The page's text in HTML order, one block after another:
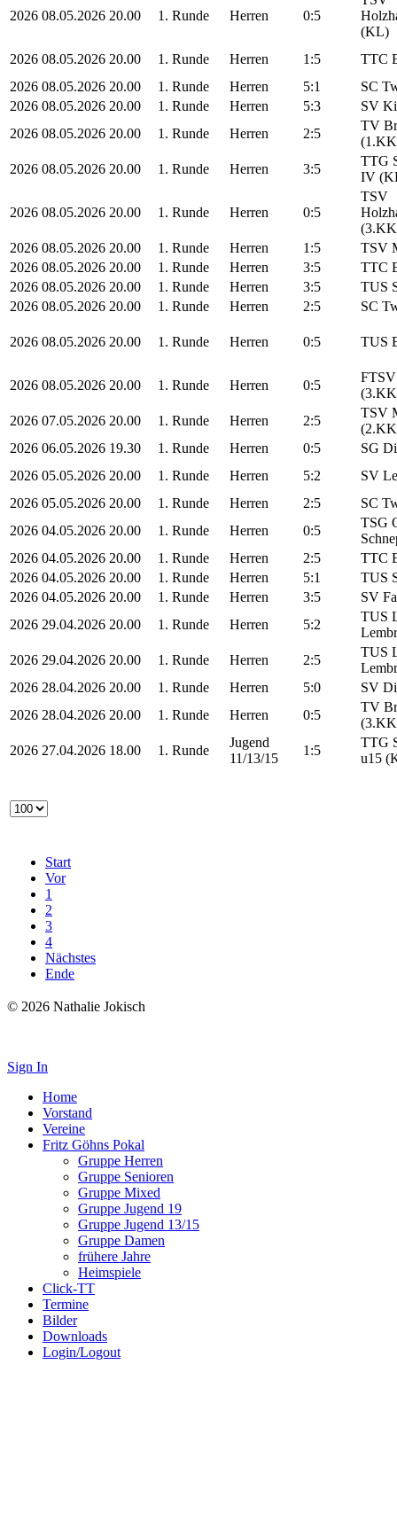
Start
Vor
1
2
3
4
Nächstes
Ende
2026 08.05.2026 20.00 1. Runde Herren 0:5
(KL)
2026 08.05.2026 20.00 1. Runde Herren 1:5
TTC
2026 08.05.2026 20.00 1. Runde Herren 5:1
SC
2026 08.05.2026 20.00 1. Runde Herren 5:3
SV
2026 08.05.2026 20.00 1. Runde Herren 2:5
TV
2026 08.05.2026 20.00 1. Runde Herren 3:5
TTG
IV
2026 08.05.2026 20.00 1. Runde Herren 0:5
TSV
2026 08.05.2026 20.00 1. Runde Herren 1:5
TSV
2026 08.05.2026 20.00 1. Runde Herren 3:5
TTC
2026 08.05.2026 20.00 1. Runde Herren 3:5
TUS
2026 08.05.2026 20.00 1. Runde Herren 2:5 SC
2026 08.05.2026 20.00 1. Runde Herren 0:5 TUS
2026 08.05.2026 20.00 1. Runde Herren 0:5
2026 07.05.2026 20.00 1. Runde Herren 2:5
TSV
2026 06.05.2026 19.30 1. Runde Herren 0:5
SG
2026 05.05.2026 20.00 1. Runde Herren 5:2
SV
2026 05.05.2026 20.00 1. Runde Herren 2:5
SC
2026 04.05.2026 20.00 1. Runde Herren 0:5
TSG
2026 04.05.2026 20.00 1. Runde Herren 2:5
TTC
2026 04.05.2026 20.00 1. Runde Herren 5:1
TUS
2026 04.05.2026 20.00 1. Runde Herren 3:5
SV
2026 29.04.2026 20.00 1. Runde Herren 5:2
TUS
2026 29.04.2026 20.00 1. Runde Herren 2:5
TUS
2026 28.04.2026 20.00 1. Runde Herren 5:0
SV
2026 28.04.2026 20.00 1. Runde Herren 0:5
TV
2026 27.04.2026 18.00 1. Runde
Jugend
11/13/15
1:5
TTG
u15
© 2026 Nathalie Jokisch
Sign In
Home
Vorstand
Vereine
Fritz Göhns Pokal
Gruppe Herren
Gruppe Senioren
Gruppe Mixed
Gruppe Jugend 19
Gruppe Jugend 13/15
Gruppe Damen
frühere Jahre
Heimspiele
Click-TT
Termine
Bilder
Downloads
Login/Logout